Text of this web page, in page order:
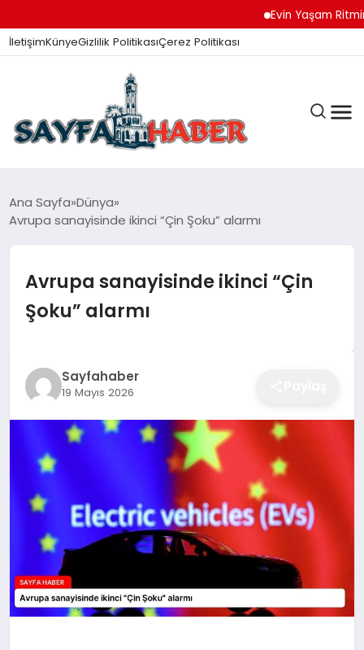
Evin Yaşam Ritmini
İletişimKünyeGizlilik PolitikasıÇerez Politikası
ANA SAYFA
İZMIR HABERLERI
EĞITIM
EKONOMI
SAĞLIK
Ana Sayfa Dünya
Avrupa sanayisinde ikinci “Çin Şoku” alarmı
Avrupa sanayisinde ikinci “Çin
Şoku” alarmı
Sayfahaber
19 Mayıs 2026